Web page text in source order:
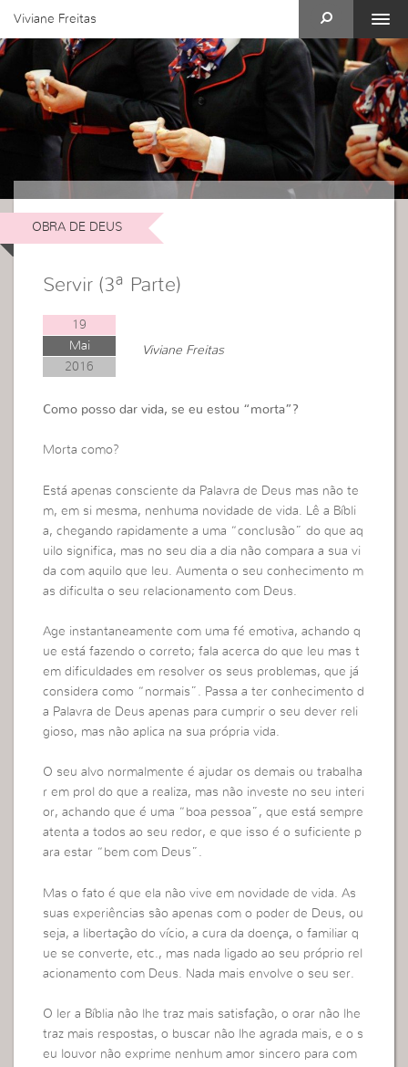
Viviane Freitas
OBRA DE DEUS
Servir (3ª Parte)
19
Mai
2016
Viviane Freitas
Como posso dar vida, se eu estou “morta”?
Morta como?
Está apenas consciente da Palavra de Deus mas não te
m, em si mesma, nenhuma novidade de vida. Lê a Bíbli
a, chegando rapidamente a uma “conclusão” do que aq
uilo significa, mas no seu dia a dia não compara a sua vi
da com aquilo que leu. Aumenta o seu conhecimento m
as dificulta o seu relacionamento com Deus.
Age instantaneamente com uma fé emotiva, achando q
ue está fazendo o correto; fala acerca do que leu mas t
em dificuldades em resolver os seus problemas, que já
considera como “normais”. Passa a ter conhecimento d
a Palavra de Deus apenas para cumprir o seu dever reli
gioso, mas não aplica na sua própria vida.
O seu alvo normalmente é ajudar os demais ou trabalha
r em prol do que a realiza, mas não investe no seu interi
or, achando que é uma “boa pessoa”, que está sempre
atenta a todos ao seu redor, e que isso é o suficiente p
ara estar “bem com Deus”.
Mas o fato é que ela não vive em novidade de vida. As
suas experiências são apenas com o poder de Deus, ou
seja, a libertação do vício, a cura da doença, o familiar q
ue se converte, etc., mas nada ligado ao seu próprio rel
acionamento com Deus. Nada mais envolve o seu ser.
O ler a Bíblia não lhe traz mais satisfação, o orar não lhe
traz mais respostas, o buscar não lhe agrada mais, e o s
eu louvor não exprime nenhum amor sincero para com